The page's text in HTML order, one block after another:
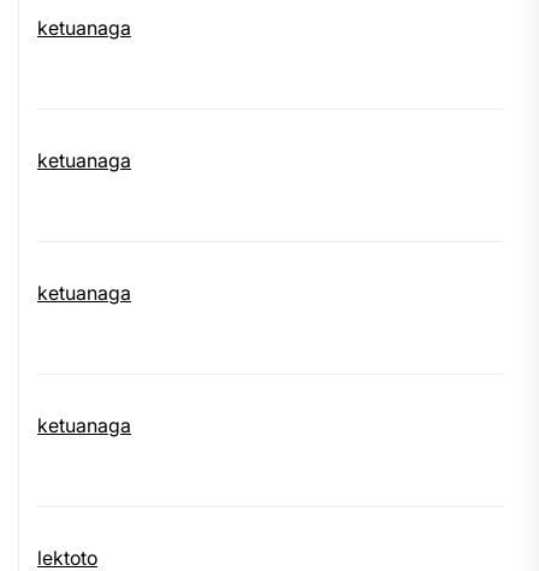
ketuanaga
ketuanaga
ketuanaga
ketuanaga
lektoto